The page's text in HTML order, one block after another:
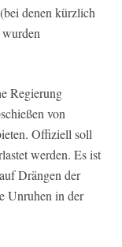
denen kürzlich
Regierung
von
Offiziell soll
werden. Es ist
Drängen der
Unruhen in der